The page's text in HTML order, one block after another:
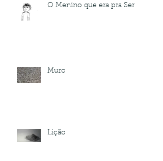
O Menino que era pra Ser
Muro
Lição